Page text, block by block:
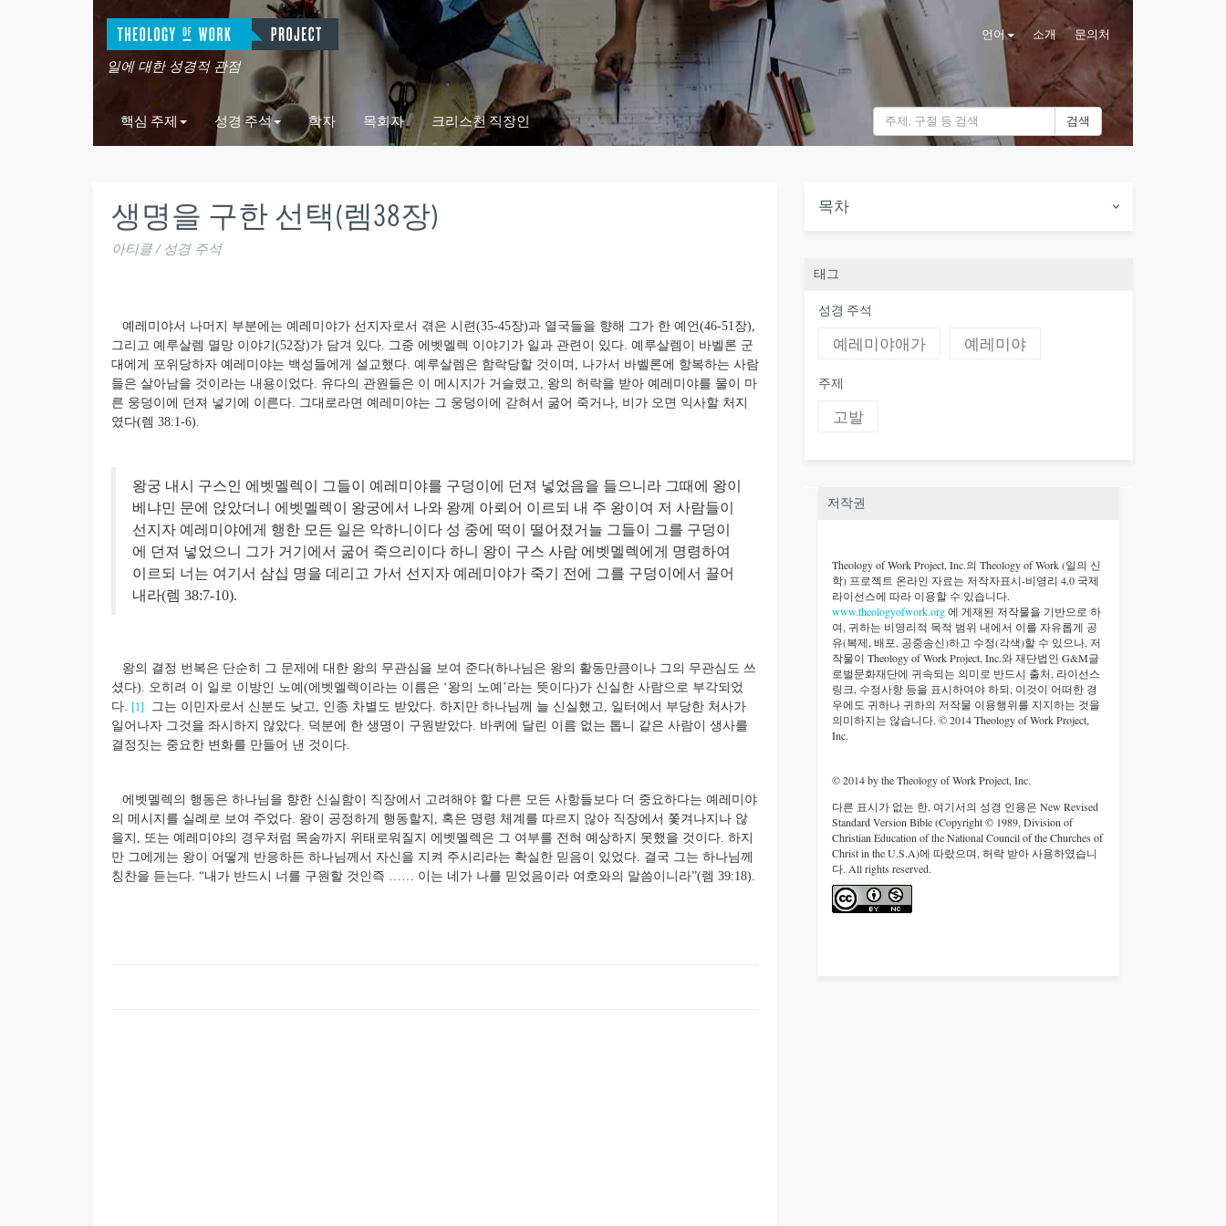
언어 소개 문의처
일에 대한 성경적 관점
검색
핵심 주제 성경 주석 학자 목회자 크리스천 직장인
목차
태그
성경 주석
예레미야애가 예레미야
주제
고발
저작권
Theology of Work Project, Inc.의 Theology of Work (일의 신
학) 프로젝트 온라인 자료는 저작자표시-비영리 4.0 국제
라이선스에 따라 이용할 수 있습니다.
www.theologyofwork.org에 게재된 저작물을 기반으로 하
여, 귀하는 비영리적 목적 범위 내에서 이를 자유롭게 공
유(복제, 배포, 공중송신)하고 수정(각색)할 수 있으나, 저
작물이 Theology of Work Project, Inc.와 재단법인 G&M글
로벌문화재단에 귀속되는 의미로 반드시 출처, 라이선스
링크, 수정사항 등을 표시하여야 하되, 이것이 어떠한 경
우에도 귀하나 귀하의 저작물 이용행위를 지지하는 것을
의미하지는 않습니다. © 2014 Theology of Work Project,
Inc.
© 2014 by the Theology of Work Project, Inc.
다른 표시가 없는 한, 여기서의 성경 인용은 New Revised
Standard Version Bible (Copyright © 1989, Division of
Christian Education of the National Council of the Churches of
Christ in the U.S.A)에 따랐으며, 허락 받아 사용하였습니
다. All rights reserved.
생명을 구한 선택(렘38장)
아티클 / 성경 주석
예레미야서 나머지 부분에는 예레미야가 선지자로서 겪은 시련(35-45장)과 열국들을 향해 그가 한 예언(46-51장),
그리고 예루살렘 멸망 이야기(52장)가 담겨 있다. 그중 에벳멜렉 이야기가 일과 관련이 있다. 예루살렘이 바벨론 군
대에게 포위당하자 예레미야는 백성들에게 설교했다. 예루살렘은 함락당할 것이며, 나가서 바벨론에 항복하는 사람
들은 살아남을 것이라는 내용이었다. 유다의 관원들은 이 메시지가 거슬렸고, 왕의 허락을 받아 예레미야를 물이 마
른 웅덩이에 던져 넣기에 이른다. 그대로라면 예레미야는 그 웅덩이에 갇혀서 굶어 죽거나, 비가 오면 익사할 처지
였다(렘 38:1-6).
왕궁 내시 구스인 에벳멜렉이 그들이 예레미야를 구덩이에 던져 넣었음을 들으니라 그때에 왕이
베냐민 문에 앉았더니 에벳멜렉이 왕궁에서 나와 왕께 아뢰어 이르되 내 주 왕이여 저 사람들이
선지자 예레미야에게 행한 모든 일은 악하니이다 성 중에 떡이 떨어졌거늘 그들이 그를 구덩이
에 던져 넣었으니 그가 거기에서 굶어 죽으리이다 하니 왕이 구스 사람 에벳멜렉에게 명령하여
이르되 너는 여기서 삼십 명을 데리고 가서 선지자 예레미야가 죽기 전에 그를 구덩이에서 끌어
내라(렘 38:7-10).
왕의 결정 번복은 단순히 그 문제에 대한 왕의 무관심을 보여 준다(하나님은 왕의 활동만큼이나 그의 무관심도 쓰
셨다). 오히려 이 일로 이방인 노예(에벳멜렉이라는 이름은 ‘왕의 노예’라는 뜻이다)가 신실한 사람으로 부각되었
다. [1]
그는 이민자로서 신분도 낮고, 인종 차별도 받았다. 하지만 하나님께 늘 신실했고, 일터에서 부당한 처사가
일어나자 그것을 좌시하지 않았다. 덕분에 한 생명이 구원받았다. 바퀴에 달린 이름 없는 톱니 같은 사람이 생사를
결정짓는 중요한 변화를 만들어 낸 것이다.
에벳멜렉의 행동은 하나님을 향한 신실함이 직장에서 고려해야 할 다른 모든 사항들보다 더 중요하다는 예레미야
의 메시지를 실례로 보여 주었다. 왕이 공정하게 행동할지, 혹은 명령 체계를 따르지 않아 직장에서 쫓겨나지나 않
을지, 또는 예레미야의 경우처럼 목숨까지 위태로워질지 에벳멜렉은 그 여부를 전혀 예상하지 못했을 것이다. 하지
만 그에게 는 왕이 어떻게 반응하든 하나님께서 자신을 지켜 주시리라는 확실한 믿음이 있었다. 결국 그는 하나님께
칭찬을 듣는다. “내가 반드시 너를 구원할 것인즉 …… 이는 네가 나를 믿었음이라 여호와의 말씀이니라”(렘 39:18).